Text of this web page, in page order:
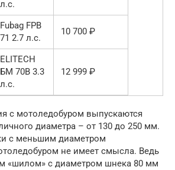
л.с.
Fubag FPB
71 2.7 л.с.
10 700 ₽
ELITECH
БМ 70В 3.3
л.с.
12 999 ₽
с мотоледобуром выпускаются
диаметра – от 130 до 250 мм.
с меньшим диаметром
не имеет смысла. Ведь
«шилом» с диаметром шнека 80 мм